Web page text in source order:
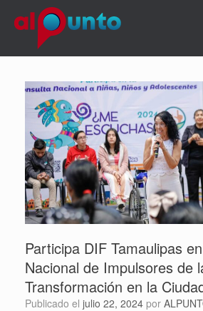
Participa DIF Tamaulipas
Nacional de Impulsores de
Transformación en la
Publicado el julio 22, 2024 por